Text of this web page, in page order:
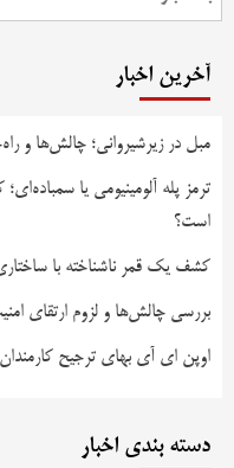
برای:
آخرین اخبار
مبل در زیرشیروانی؛ چالش‌ها و
ترمز پله آلومینیومی یا
است؟
کشف یک قمر ناشناخته با
بررسی چالش‌ها و لزوم ارتقای
اوپن ای آی بهای ترجیح
دسته بندی اخبار